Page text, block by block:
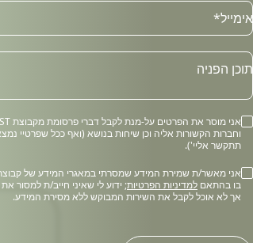
Email
אימייל*
תוכן הפניה
וחברות הקשורות אליה וכן שיחות בנושא (ואף ככל שפרטיי
תתקשר אליי').
בו בהתאם למדיניות הפרטיות; ידוע לי שאיני חייב/ת למסור
אך לא אוכל לקבל את השירות המבוקש ללא מסירת המידע.
leave